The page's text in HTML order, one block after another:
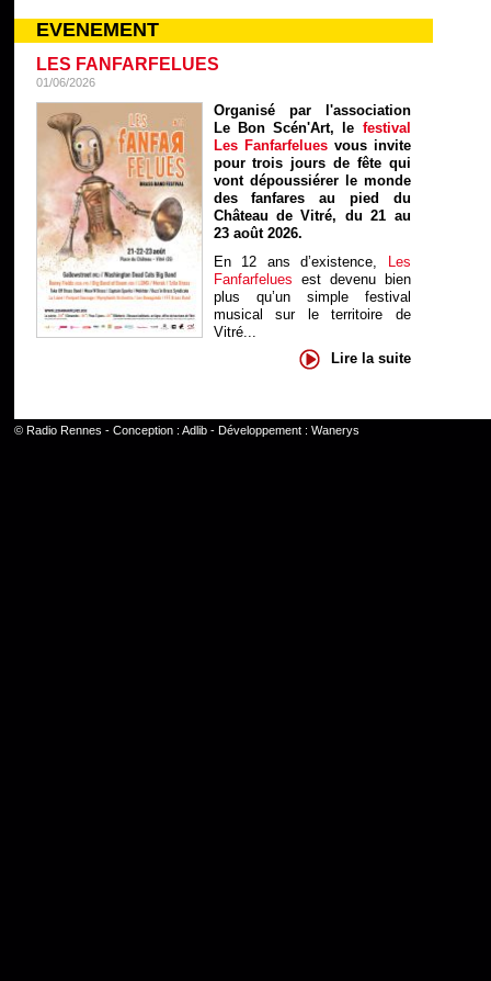
EVENEMENT
LES FANFARFELUES
01/06/2026
Organisé par l'association
Le Bon Scén'Art, le festival
Les Fanfarfelues vous invite
pour trois jours de fête qui
vont dépoussiérer le monde
des fanfares au pied du
Château de Vitré, du 21 au
23 août 2026.
En 12 ans d’existence, Les
Fanfarfelues est devenu bien
plus qu’un simple festival
musical sur le territoire de
Vitré...
Lire la suite
© Radio Rennes - Conception : Adlib- Développement : Wanerys